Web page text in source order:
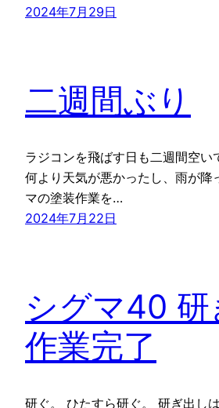
2024年7月29日
二週間ぶり
ラジコンを飛ばす日も二週間空い
何より天気が悪かったし、雨が降
マの塗装作業を…
2024年7月22日
シグマ40 研
作業完了
研ぐ。 ひたすら研ぐ。 研ぎ出し